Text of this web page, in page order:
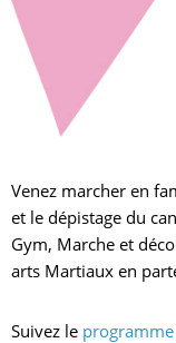
Venez marcher en
et le dépistage du
Gym, Marche et
arts Martiaux en
Suivez le programme